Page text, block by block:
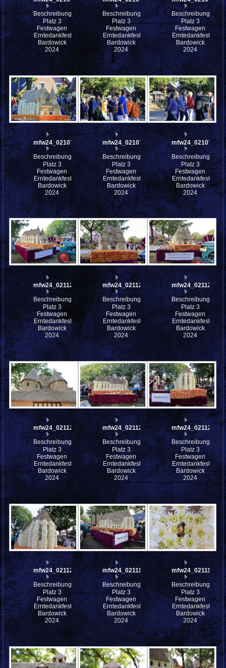
Beschreibung:
Platz 3
Festwagen
Erntedankfest
Bardowick
2024
Beschreibung:
Platz 3
Festwagen
Erntedankfest
Bardowick
2024
Beschreibung:
Platz 3
Festwagen
Erntedankfest
Bardowick
2024
mfw24_0210765
Beschreibung:
Platz 3
Festwagen
Erntedankfest
Bardowick
2024
mfw24_0210756
Beschreibung:
Platz 3
Festwagen
Erntedankfest
Bardowick
2024
mfw24_0210755
Beschreibung:
Platz 3
Festwagen
Erntedankfest
Bardowick
2024
mfw24_0211208
Beschreibung:
Platz 3
Festwagen
Erntedankfest
Bardowick
2024
mfw24_0211207
Beschreibung:
Platz 3
Festwagen
Erntedankfest
Bardowick
2024
mfw24_0211206
Beschreibung:
Platz 3
Festwagen
Erntedankfest
Bardowick
2024
mfw24_0211204
Beschreibung:
Platz 3
Festwagen
Erntedankfest
Bardowick
2024
mfw24_0211203
Beschreibung:
Platz 3
Festwagen
Erntedankfest
Bardowick
2024
mfw24_0211201
Beschreibung:
Platz 3
Festwagen
Erntedankfest
Bardowick
2024
mfw24_0211200
Beschreibung:
Platz 3
Festwagen
Erntedankfest
Bardowick
2024
mfw24_0211199
Beschreibung:
Platz 3
Festwagen
Erntedankfest
Bardowick
2024
mfw24_0211198
Beschreibung:
Platz 3
Festwagen
Erntedankfest
Bardowick
2024